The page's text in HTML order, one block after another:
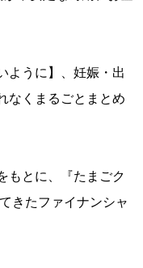
ように】、妊娠・出
なくまるごとまとめ
もとに、『たまごク
きたファイナンシャ